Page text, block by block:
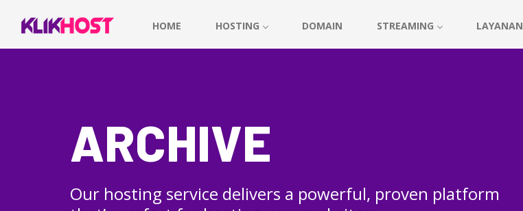
HOME HOSTING DOMAIN STREAMING LAYANAN
ARCHIVE
Our hosting service delivers a powerful, proven platform